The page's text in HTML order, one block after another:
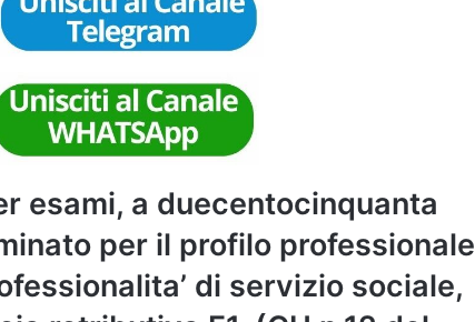
esami, a duecentocinquanta
per il profilo professionale
di servizio sociale,